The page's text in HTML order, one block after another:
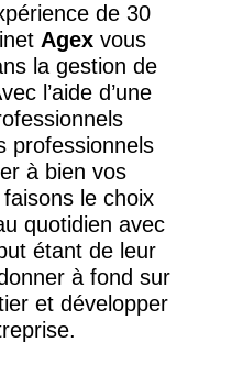
de 30
Agexvous
la gestion de
l’aide d’une
professionnels
à bien vos
le choix
quotidien avec
étant de leur
à fond sur
et développer